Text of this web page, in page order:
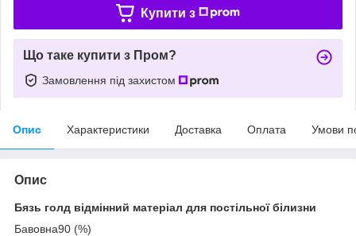
Купити з
Що таке купити з Пром?
Замовлення під захистом
Опис Характеристики Доставка Оплата Умови
Опис
Бязь голд відмінний матеріал для постільної білизни
Бавовна90 (%)